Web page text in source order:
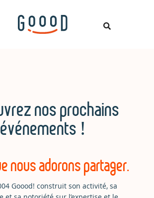
nos prochains
événements !
nous adorons partager.
Goood! construit son activité, sa